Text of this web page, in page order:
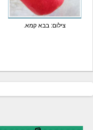
צילום: בבא קמא.